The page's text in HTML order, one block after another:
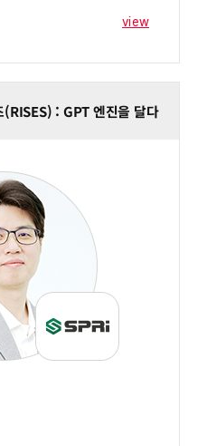
view
: GPT 엔진을 달다